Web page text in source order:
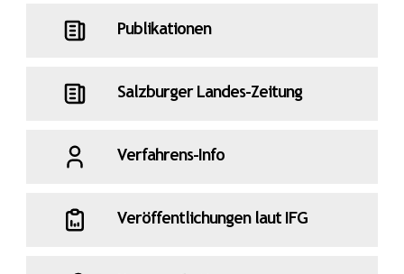
Publikationen
Salzburger Landes-Zeitung
Verfahrens-Info
Veröffentlichungen laut IFG